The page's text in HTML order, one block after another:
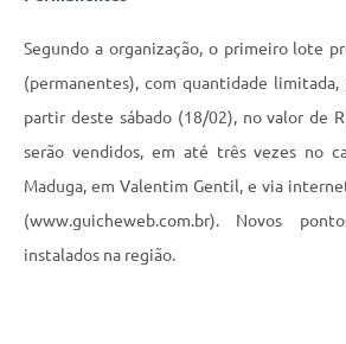
Segundo a organização, o primeiro lote
(permanentes), com quantidade
partir deste sábado (18/02), no valor de
serão vendidos, em até três vezes no
Maduga, em Valentim Gentil, e via
(www.guicheweb.com.br). Novos
instalados na região.